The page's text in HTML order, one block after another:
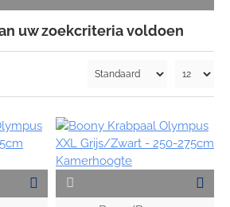
uw zoekcriteria voldoen